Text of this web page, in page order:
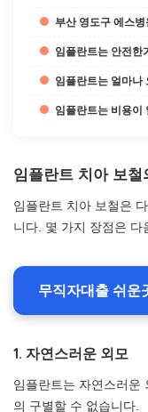
부산 영도구 에스병
임플란트는 안전한
임플란트는 얼마나
임플란트는 비용이
임플란트 치아 보철
임플란트 치아 보철은
니다. 몇 가지 장점은 다
무직자대출 쉬운
1. 자연스러운 외모
임플란트는 자연스러운
의 구별할 수 없습니다.